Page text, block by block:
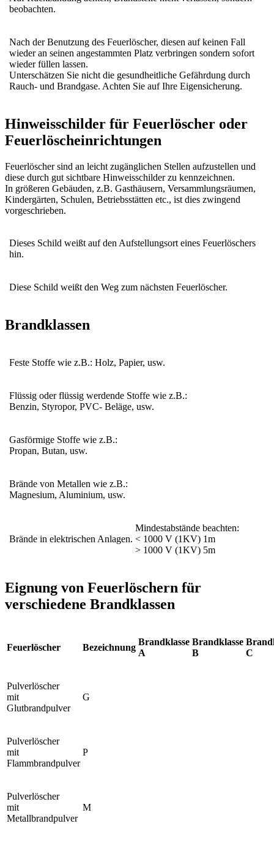
beobachten.
Nach der Benutzung des Feuerlöscher, diesen auf keinen Fall
wieder an seinen angestammten Platz verbringen sondern sofort
wieder füllen lassen.
Unterschätzen Sie nicht die gesundheitliche Gefährdung durch
Rauch- und Brandgase. Achten Sie auf Ihre Eigensicherung.
Hinweisschilder für Feuerlöscher oder
Feuerlöscheinrichtungen
Feuerlöscher sind an leicht zugänglichen Stellen aufzustellen und
diese durch gut sichtbare Hinweisschilder zu kennzeichnen.
In größeren Gebäuden, z.B. Gasthäusern, Versammlungsräumen,
Kindergärten, Schulen, Betriebsstätten etc., ist dies zwingend
vorgeschrieben.
Dieses Schild weißt auf den Aufstellungsort eines Feuerlöschers
hin.
Diese Schild weißt den Weg zum nächsten Feuerlöscher.
Brandklassen
Feste Stoffe wie z.B.: Holz, Papier, usw.
Flüssig oder flüssig werdende Stoffe wie z.B.:
Benzin, Styropor, PVC- Beläge, usw.
Gasförmige Stoffe wie z.B.:
Propan, Butan, usw.
Brände von Metallen wie z.B.:
Magnesium, Aluminium, usw.
Brände in elektrischen Anlagen.
Mindestabstände beachten:
< 1000 V (1KV) 1m
> 1000 V (1KV) 5m
Eignung von Feuerlöschern für
verschiedene Brandklassen
Feuerlöscher Bezeichnung
Brandklasse
A
Brandklasse
B
C
Pulverlöscher
mit
Glutbrandpulver
G
Pulverlöscher
mit
Flammbrandpulver
P
Pulverlöscher
mit
Metallbrandpulver
M